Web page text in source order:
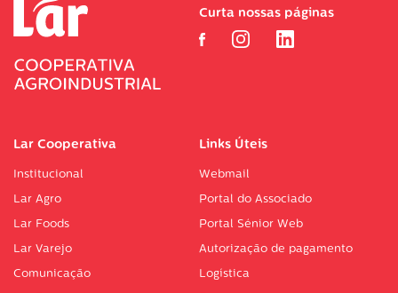
Lar Cooperativa
Institucional
Lar Agro
Lar Foods
Lar Varejo
Comunicação
Links Úteis
Webmail
Portal do Associado
Portal Sénior Web
Autorização de pagamento
Logística
Curta nossas páginas